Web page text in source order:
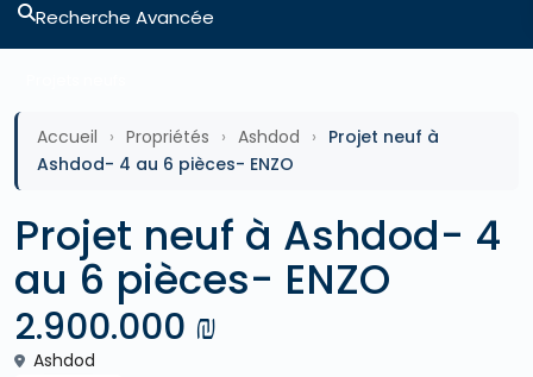
Recherche Avancée
Accueil › Propriétés › Ashdod › Projet neuf à
Ashdod- 4 au 6 pièces- ENZO
Projet neuf à Ashdod- 4
au 6 pièces- ENZO
2.900.000 ₪
Ashdod